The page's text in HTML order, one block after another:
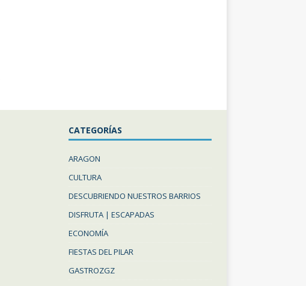
CATEGORÍAS
ARAGON
CULTURA
DESCUBRIENDO NUESTROS BARRIOS
DISFRUTA | ESCAPADAS
ECONOMÍA
FIESTAS DEL PILAR
GASTROZGZ